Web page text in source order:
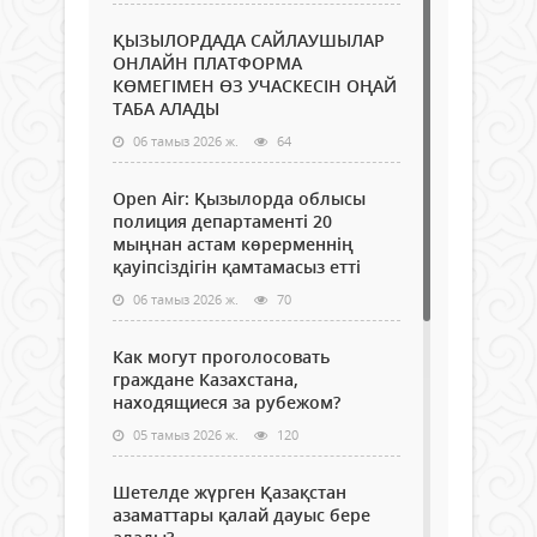
ҚЫЗЫЛОРДАДА САЙЛАУШЫЛАР
ОНЛАЙН ПЛАТФОРМА
КӨМЕГІМЕН ӨЗ УЧАСКЕСІН ОҢАЙ
ТАБА АЛАДЫ
06 тамыз 2026 ж. 64
Open Air: Қызылорда облысы
полиция департаменті 20
мыңнан астам көрерменнің
қауіпсіздігін қамтамасыз етті
06 тамыз 2026 ж. 70
Как могут проголосовать
граждане Казахстана,
находящиеся за рубежом?
05 тамыз 2026 ж. 120
Шетелде жүрген Қазақстан
азаматтары қалай дауыс бере